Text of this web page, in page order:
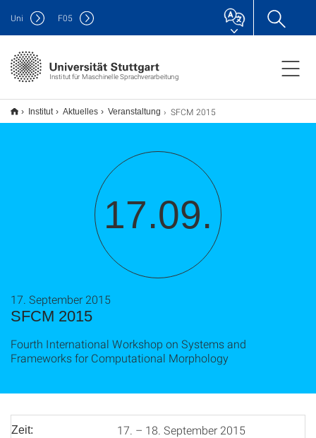
Institut für Maschinelle Sprachverarbeitung
Uni F05
Institut Aktuelles Veranstaltung SFCM 2015
17.09.
SFCM 2015
17. September 2015
Fourth International Workshop on Systems and
Frameworks for Computational Morphology
Zeit: 17. – 18. September 2015